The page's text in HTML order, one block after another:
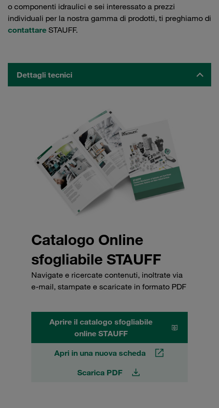
o componenti idraulici e sei interessato a prezzi
individuali per la nostra gamma di prodotti, ti preghiamo di
contattare STAUFF.
Dettagli tecnici
Catalogo Online
sfogliabile STAUFF
Navigate e ricercate contenuti, inoltrate via
e-mail, stampate e scaricate in formato PDF
Aprire il catalogo sfogliabile
online STAUFF
Apri in una nuova scheda
Scarica PDF